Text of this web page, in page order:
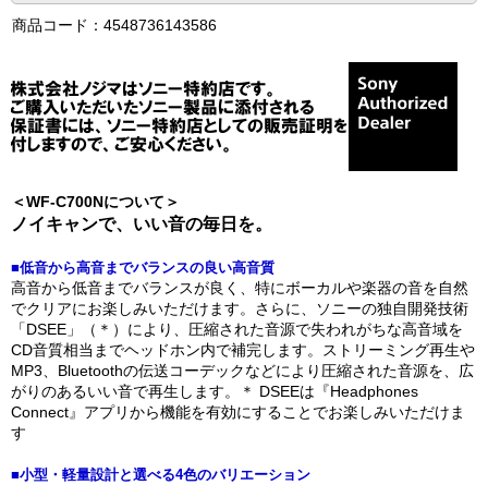
商品コード：4548736143586
＜WF-C700Nについて＞
ノイキャンで、いい音の毎日を。
■低音から高音までバランスの良い高音質
高音から低音までバランスが良く、特にボーカルや楽器の音を自然
でクリアにお楽しみいただけます。さらに、ソニーの独自開発技術
「DSEE」（＊）により、圧縮された音源で失われがちな高音域を
CD音質相当までヘッドホン内で補完します。ストリーミング再生や
MP3、Bluetoothの伝送コーデックなどにより圧縮された音源を、広
がりのあるいい音で再生します。＊ DSEEは『Headphones
Connect』アプリから機能を有効にすることでお楽しみいただけま
す
■小型・軽量設計と選べる4色のバリエーション